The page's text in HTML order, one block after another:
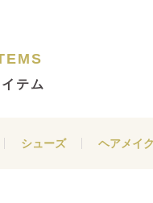
テム
シューズ ヘアメイ